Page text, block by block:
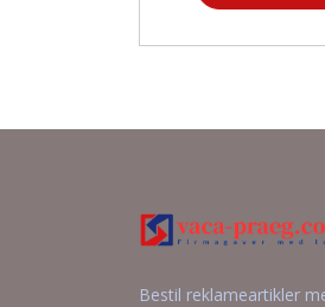
Bestil reklameartikler